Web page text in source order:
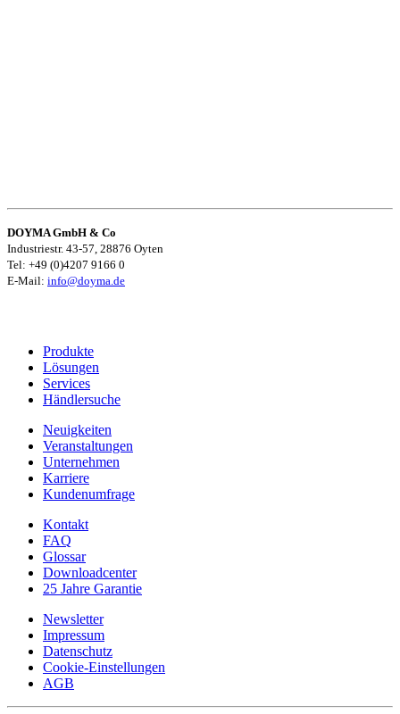
DOYMA GmbH & Co
Industriestr. 43-57, 28876 Oyten
Tel: +49 (0)4207 9166 0
E-Mail: info@doyma.de
Produkte
Lösungen
Services
Händlersuche
Neuigkeiten
Veranstaltungen
Unternehmen
Karriere
Kundenumfrage
Kontakt
FAQ
Glossar
Downloadcenter
25 Jahre Garantie
Newsletter
Impressum
Datenschutz
Cookie-Einstellungen
AGB